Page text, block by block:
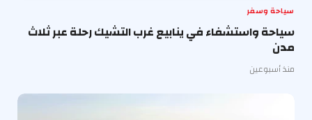
سياحة وسفر
سياحة واستشفاء في ينابيع غرب التشيك رحلة عبر ثلاث
مدن
منذ أسبوعين